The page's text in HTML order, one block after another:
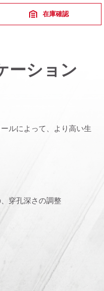
在庫確認
ーション
ルによって、より高い生
穿孔深さの調整